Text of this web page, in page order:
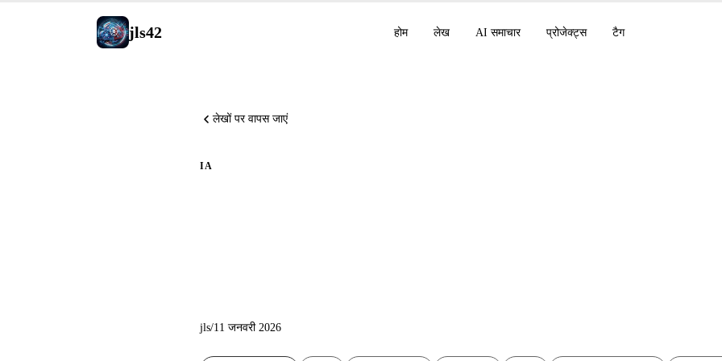
jls42 होम लेख AI समाचार प्रोजेक्ट्स टैग
लेखों पर वापस जाएं
IA
jls/11 जनवरी 2026